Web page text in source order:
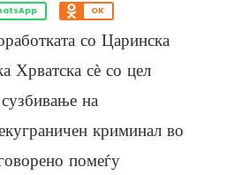
OK
со Царинска
Хрватска сè со цел
на
криминал во
помеѓу